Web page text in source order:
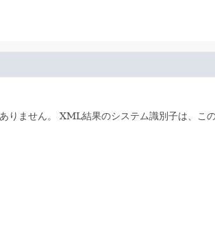
りません。 XML結果のシステム識別子は、こ